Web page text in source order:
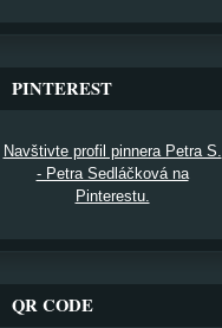
PINTEREST
Navštivte profil pinnera Petra S.
- Petra Sedláčková na
Pinterestu.
QR CODE